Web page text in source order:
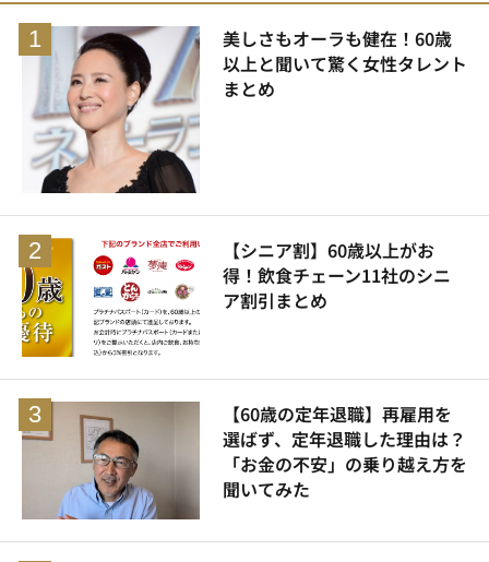
美しさもオーラも健在！60歳
以上と聞いて驚く女性タレント
まとめ
【シニア割】60歳以上がお
得！飲食チェーン11社のシニ
ア割引まとめ
【60歳の定年退職】再雇用を
選ばず、定年退職した理由は？
「お金の不安」の乗り越え方を
聞いてみた